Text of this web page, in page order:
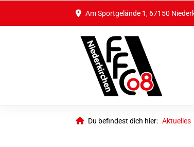
Am Sportgelände 1, 67150
Du befindest dich hier: Aktuelles